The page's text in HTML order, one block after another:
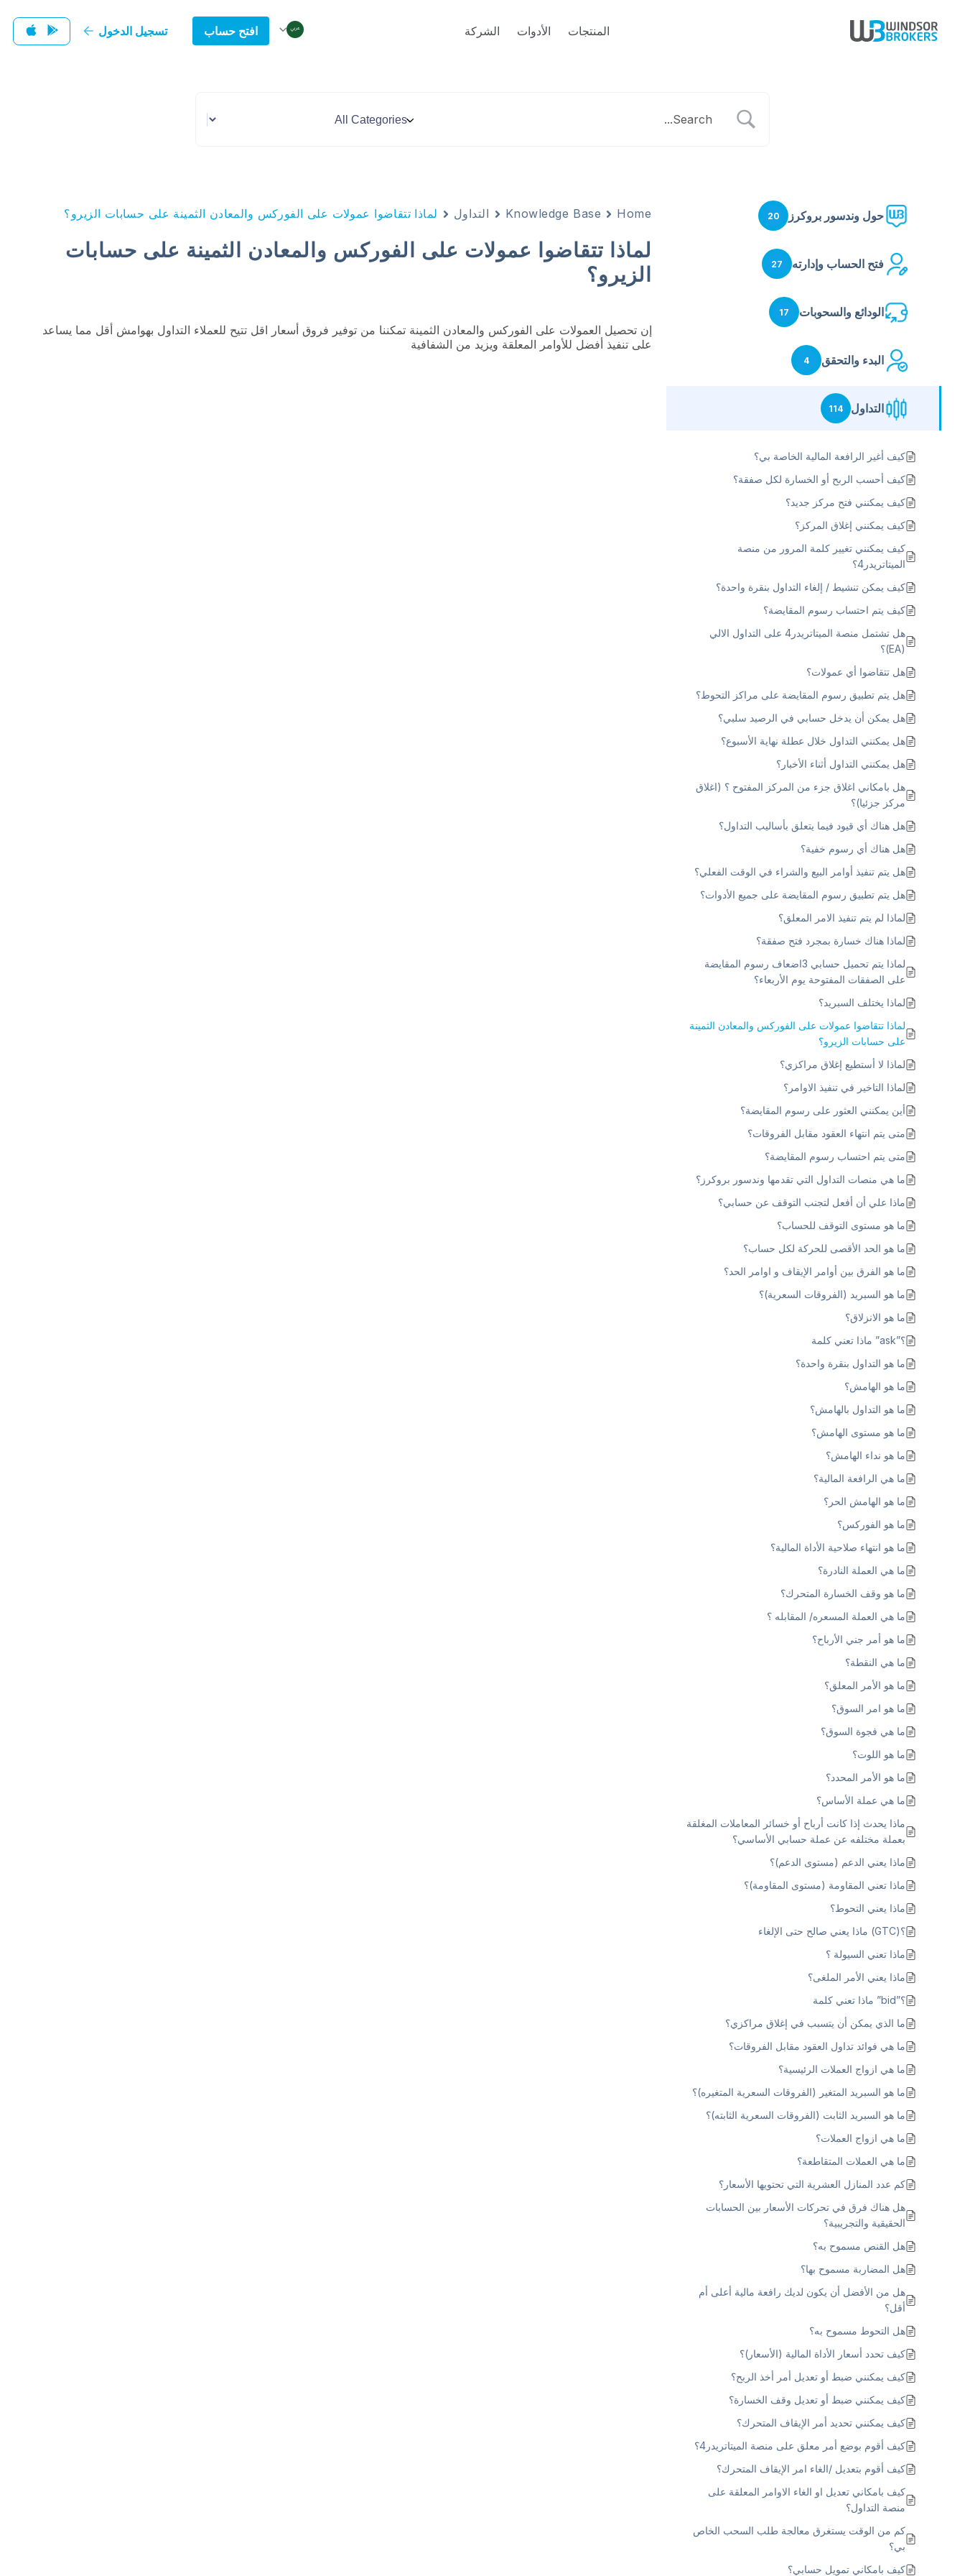
المنتجات الأدوات الشركة افتح حساب تسجيل الدخول
حول وندسور بروكرز 20
فتح الحساب وإدارته 27
الودائع والسحوبات 17
البدء والتحقق 4
التداول 114
كيف أغير الرافعة المالية الخاصة بي؟
كيف أحسب الربح أو الخسارة لكل صفقة؟
كيف يمكنني فتح مركز جديد؟
كيف يمكنني إغلاق المركز؟
كيف يمكنني تغيير كلمة المرور من منصة
الميتاتريدر4؟
كيف يمكن تنشيط / إلغاء التداول بنقرة واحدة؟
كيف يتم احتساب رسوم المقايضة؟
هل تشتمل منصة الميتاتريدر4 على التداول الالي
(EA)؟
هل تتقاضوا أي عمولات؟
هل يتم تطبيق رسوم المقايضة على مراكز التحوط؟
هل يمكن أن يدخل حسابي في الرصيد سلبي؟
هل يمكنني التداول خلال عطلة نهاية الأسبوع؟
هل يمكنني التداول أثناء الأخبار؟
هل بامكاني اغلاق جزء من المركز المفتوح ؟ (اغلاق
مركز جزئيا)؟
هل هناك أي قيود فيما يتعلق بأساليب التداول؟
هل هناك أي رسوم خفية؟
هل يتم تنفيذ أوامر البيع والشراء في الوقت الفعلي؟
هل يتم تطبيق رسوم المقايضة على جميع الأدوات؟
لماذا لم يتم تنفيذ الامر المعلق؟
لماذا هناك خسارة بمجرد فتح صفقة؟
لماذا يتم تحميل حسابي 3اضعاف رسوم المقايضة
على الصفقات المفتوحة يوم الأربعاء؟
لماذا يختلف السبريد؟
لماذا تتقاضوا عمولات على الفوركس والمعادن الثمينة
على حسابات الزيرو؟
لماذا لا أستطيع إغلاق مراكزي؟
لماذا التاخير في تنفيذ الاوامر؟
أين يمكنني العثور على رسوم المقايضة؟
متى يتم انتهاء العقود مقابل الفروقات؟
متى يتم احتساب رسوم المقايضة؟
ما هي منصات التداول التي تقدمها وندسور بروكرز؟
ماذا علي أن أفعل لتجنب التوقف عن حسابي؟
ما هو مستوى التوقف للحساب؟
ما هو الحد الأقصى للحركة لكل حساب؟
ما هو الفرق بين أوامر الإيقاف و اوامر الحد؟
ما هو السبريد (الفروقات السعرية)؟
ما هو الانزلاق؟
؟”ask” ماذا تعني كلمة
ما هو التداول بنقرة واحدة؟
ما هو الهامش؟
ما هو التداول بالهامش؟
ما هو مستوى الهامش؟
ما هو نداء الهامش؟
ما هي الرافعة المالية؟
ما هو الهامش الحر؟
ما هو الفوركس؟
ما هو انتهاء صلاحية الأداة المالية؟
ما هي العملة النادرة؟
ما هو وقف الخسارة المتحرك؟
ما هي العملة المسعره/ المقابله ؟
ما هو أمر جني الأرباح؟
ما هي النقطة؟
ما هو الأمر المعلق؟
ما هو امر السوق؟
ما هي فجوة السوق؟
ما هو اللوت؟
ما هو الأمر المحدد؟
ما هي عملة الأساس؟
ماذا يحدث إذا كانت أرباح أو خسائر المعاملات المغلقة
بعملة مختلفه عن عملة حسابي الأساسي؟
ماذا يعني الدعم (مستوى الدعم)؟
ماذا تعني المقاومة (مستوى المقاومة)؟
ماذا يعني التحوط؟
؟(GTC) ماذا يعني صالح حتى الإلغاء
ماذا تعني السيولة ؟
ماذا يعني الأمر الملغى؟
؟”bid” ماذا تعني كلمة
ما الذي يمكن أن يتسبب في إغلاق مراكزي؟
ما هي فوائد تداول العقود مقابل الفروقات؟
ما هي ازواج العملات الرئيسية؟
ما هو السبريد المتغير (الفروقات السعرية المتغيره)؟
ما هو السبريد الثابت (الفروقات السعرية الثابته)؟
ما هي ازواج العملات؟
ما هي العملات المتقاطعة؟
كم عدد المنازل العشرية التي تحتويها الأسعار؟
هل هناك فرق في تحركات الأسعار بين الحسابات
الحقيقية والتجريبية؟
هل القنص مسموح به؟
هل المضاربة مسموح بها؟
هل من الأفضل أن يكون لديك رافعة مالية أعلى أم
أقل؟
هل التحوط مسموح به؟
كيف تحدد أسعار الأداة المالية (الأسعار)؟
كيف يمكنني ضبط أو تعديل أمر أخذ الربح؟
كيف يمكنني ضبط أو تعديل وقف الخسارة؟
كيف يمكنني تحديد أمر الإيقاف المتحرك؟
كيف أقوم بوضع أمر معلق على منصة الميتاتريدر4؟
كيف أقوم بتعديل /الغاء امر الإيقاف المتحرك؟
كيف بامكاني تعديل او الغاء الاوامر المعلقة على
منصة التداول؟
كم من الوقت يستغرق معالجة طلب السحب الخاص
بي؟
كيف بامكاني تمويل حسابي؟
Home
Knowledge Base التداول لماذا تتقاضوا عمولات على الفوركس والمعادن الثمينة على حسابات الزيرو؟
لماذا تتقاضوا عمولات على الفوركس والمعادن الثمينة على حسابات
الزيرو؟
إن تحصيل العمولات على الفوركس والمعادن الثمينة تمكننا من توفير فروق أسعار اقل تتيح للعملاء التداول بهوامش أقل مما يساعد
على تنفيذ أفضل للأوامر المعلقة ويزيد من الشفافية